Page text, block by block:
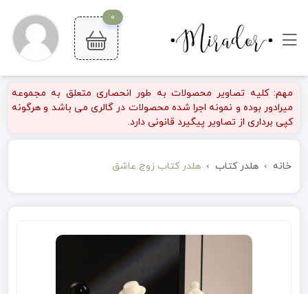
0
مهم: کلیه تصاویر محصولات به طور انحصاری متعلق به مجموعه
میرادور بوده و نمونه اجرا شده محصولات در گالری می باشد و هرگونه
کپی برداری از تصاویر پیگیرد قانونی دارد.
خانه هلدر کتاب هلدر کتاب زوج عاشق